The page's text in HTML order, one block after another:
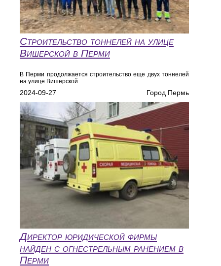
Строительство тоннелей на улице
Вишерской в Перми
В Перми продолжается строительство еще двух тоннелей
на улице Вишерской
2024-09-27 Город Пермь
Директор юридической фирмы
найден с огнестрельным ранением в
Перми